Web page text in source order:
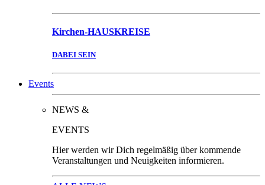
Kirchen-HAUSKREISE
DABEI SEIN
Events
NEWS &
EVENTS
Hier werden wir Dich regelmäßig über kommende
Veranstaltungen und Neuigkeiten informieren.